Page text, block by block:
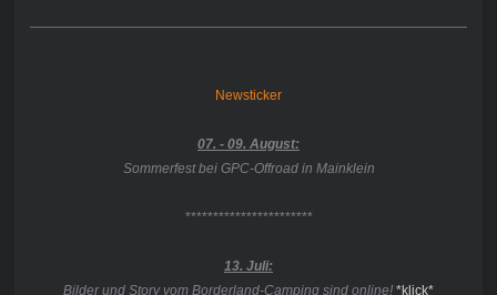
Newsticker
07. - 09. August:
Sommerfest bei GPC-Offroad in Mainklein
***********************
13. Juli:
Bilder und Story vom Borderland-Camping sind online! *klick*